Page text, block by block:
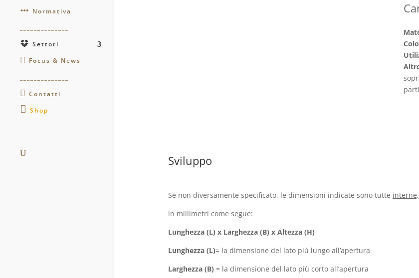
Normativa
Settori
Focus & News
Contatti
Shop
Sviluppo
Se non diversamente specificato, le dimensioni indicate sono tutte interne,
in millimetri come segue:
Lunghezza (L) x Larghezza (B) x Altezza (H)
Lunghezza (L)= la dimensione del lato più lungo all’apertura
Larghezza (B) = la dimensione del lato più corto all’apertura